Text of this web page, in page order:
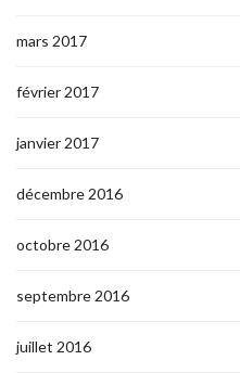
mars 2017
février 2017
janvier 2017
décembre 2016
octobre 2016
septembre 2016
juillet 2016